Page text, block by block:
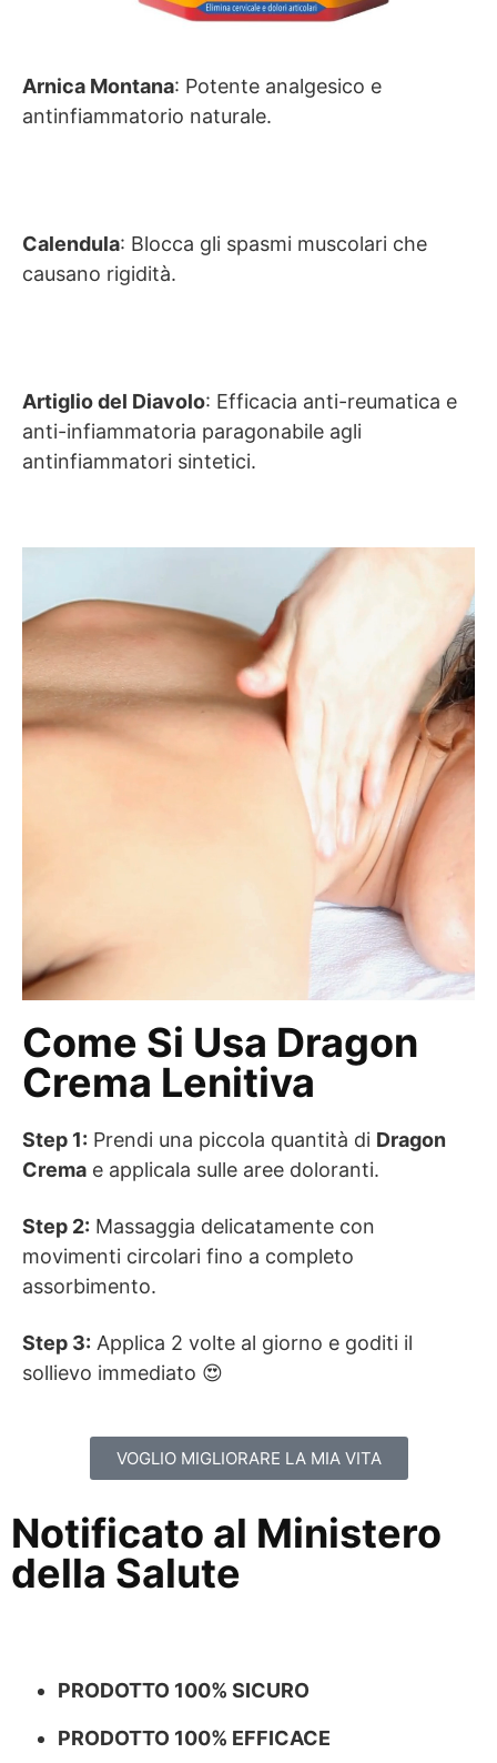
Arnica Montana: Potente analgesico e
antinfiammatorio naturale.
Calendula: Blocca gli spasmi muscolari che
causano rigidità.
Artiglio del Diavolo: Efficacia anti-reumatica e
anti-infiammatoria paragonabile agli
antinfiammatori sintetici.
Come Si Usa Dragon
Crema Lenitiva
Step 1: Prendi una piccola quantità di Dragon
Crema e applicala sulle aree doloranti.
Step 2: Massaggia delicatamente con
movimenti circolari fino a completo
assorbimento.
Step 3: Applica 2 volte al giorno e goditi il
sollievo immediato 😍
VOGLIO MIGLIORARE LA MIA VITA
Notificato al Ministero
della Salute
PRODOTTO 100% SICURO
PRODOTTO 100% EFFICACE